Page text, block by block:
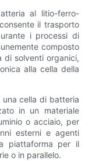
al litio-ferro-
il trasporto
i processi di
composto
di solventi organici,
alla cella della
cella di batteria
in un materiale
o acciaio, per
esterni e agenti
piattaforma per il
o in parallelo.